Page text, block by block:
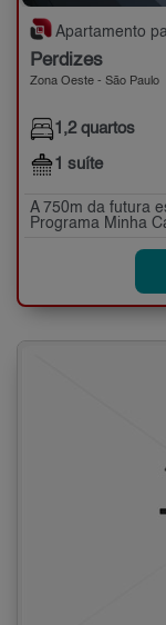
Apartamento
Perdizes
Zona Oeste - São Paulo
1,2 quartos
1 suíte
A 750m da futura
Programa Minha